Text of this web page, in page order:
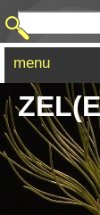
menu